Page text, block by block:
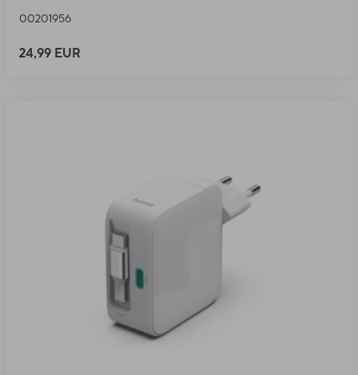
00201956
24,99 EUR